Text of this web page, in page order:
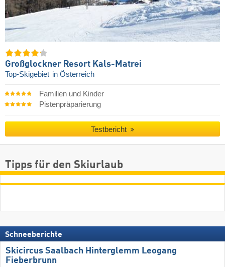
Großglockner Resort Kals-Matrei
Top-Skigebiet in Österreich
Familien und Kinder
Pistenpräparierung
Testbericht
Tipps für den Skiurlaub
Schneeberichte
Skicircus Saalbach Hinterglemm Leogang
Fieberbrunn